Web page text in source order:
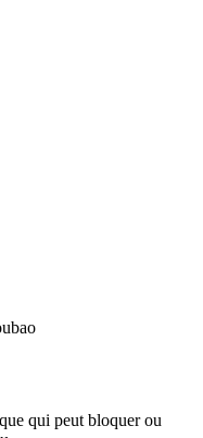
qui peut bloquer ou